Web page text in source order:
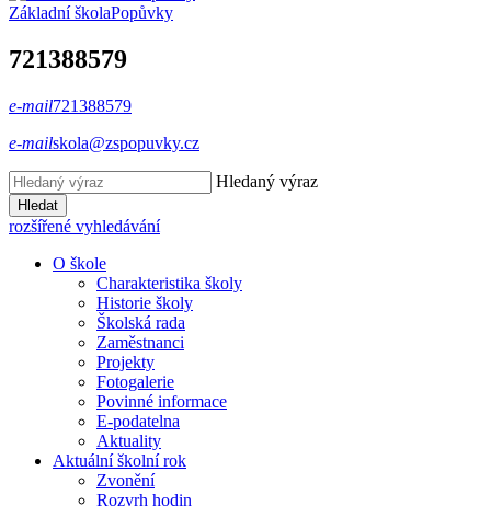
Základní školaPopůvky
721388579
e-mail721388579
e-mailskola@zspopuvky.cz
Hledaný výraz
Hledat
rozšířené vyhledávání
O škole
Charakteristika školy
Historie školy
Školská rada
Zaměstnanci
Projekty
Fotogalerie
Povinné informace
E-podatelna
Aktuality
Aktuální školní rok
Zvonění
Rozvrh hodin